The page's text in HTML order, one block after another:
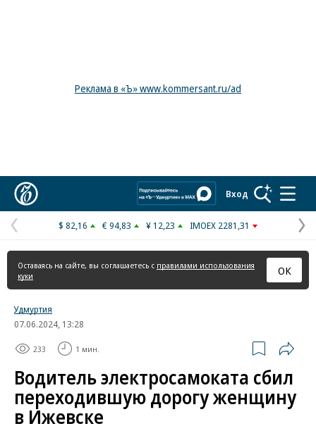
Реклама в «Ъ» www.kommersant.ru/ad
Вход
Предыдущая
страница
$ 82,16 € 94,83 ¥ 12,23 IMOEX 2281,31
Оставаясь на сайте, вы соглашаетесь с правилами использования
куки
ОК
Удмуртия
07.06.2024, 13:28
233 1 мин.
Водитель электросамоката сбил
переходившую дорогу женщину
в Ижевске